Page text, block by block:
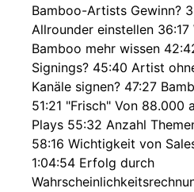
Bamboo-Artists Gewinn?
Allrounder einstellen 36:17
Bamboo mehr wissen
Signings? 45:40 Artist
Kanäle signen? 47:27
51:21 "Frisch" Von 88.000
Plays 55:32 Anzahl
58:16 Wichtigkeit von
1:04:54 Erfolg durch